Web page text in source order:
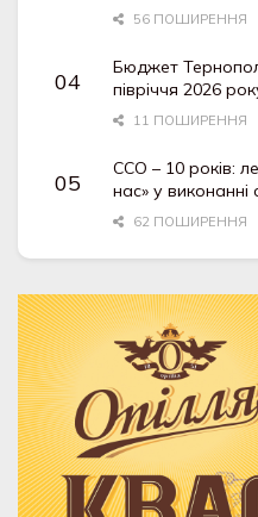
56 ПОШИРЕННЯ
Бюджет
півріччя 2026
11 ПОШИРЕННЯ
ССО – 10 років:
нас» у виконанні
62 ПОШИРЕННЯ